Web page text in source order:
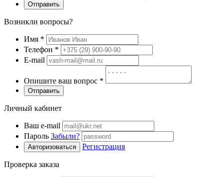
Отправить
Возникли вопросы?
Имя *
Телефон *
E-mail
Опишите ваш вопрос *
Отправить
Личный кабинет
Ваш e-mail
Пароль Забыли?
Авторизоваться Регистрация
Проверка заказа